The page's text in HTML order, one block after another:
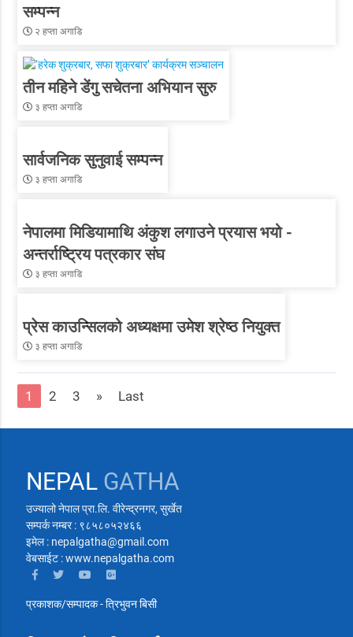
सम्पन्न
२ हप्ता अगाडि
तीन महिने डेंगु सचेतना अभियान सुरु
३ हप्ता अगाडि
सार्वजनिक सुनुवाई सम्पन्न
३ हप्ता अगाडि
नेपालमा मिडियामाथि अंकुश लगाउने प्रयास भयो -
अन्तर्राष्ट्रिय पत्रकार संघ
३ हप्ता अगाडि
प्रेस काउन्सिलको अध्यक्षमा उमेश श्रेष्ठ नियुक्त
३ हप्ता अगाडि
1 2 3 » Last
NEPAL GATHA
उज्यालो नेपाल प्रा.लि. वीरेन्द्रनगर, सुर्खेत
सम्पर्क नम्बर : ९८५८०५२४६६
इमेल : nepalgatha@gmail.com
वेबसाईट : www.nepalgatha.com
प्रकाशक/सम्पादक - त्रिभुवन बिसी